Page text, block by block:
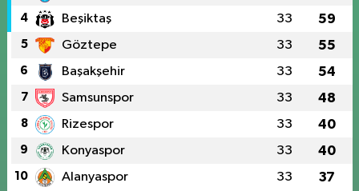
4 Beşiktaş 33 59
5 Göztepe 33 55
6 Başakşehir 33 54
7 Samsunspor 33 48
8 Rizespor 33 40
9 Konyaspor 33 40
10 Alanyaspor 33 37